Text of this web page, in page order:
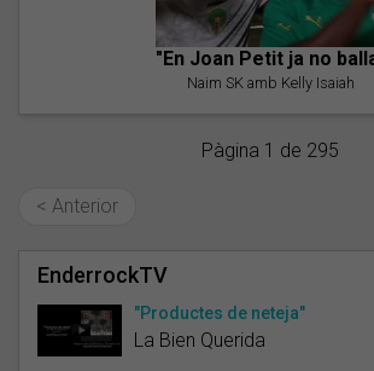
"En Joan Petit ja no
Naim SK amb Kelly Isaiah
Pàgina 1 de 295
< Anterior
EnderrockTV
"Productes de neteja"
La Bien Querida